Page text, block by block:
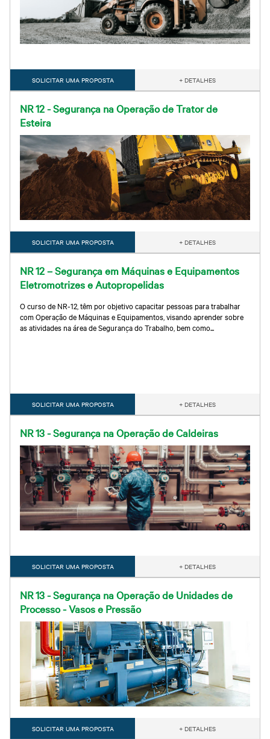
SOLICITAR UMA PROPOSTA + DETALHES
NR 12 - Segurança na Operação de Trator de
Esteira
SOLICITAR UMA PROPOSTA + DETALHES
NR 12 – Segurança em Máquinas e Equipamentos
Eletromotrizes e Autopropelidas
O curso de NR-12, têm por objetivo capacitar pessoas para trabalhar
com Operação de Máquinas e Equipamentos, visando aprender sobre
as atividades na área de Segurança do Trabalho, bem como...
SOLICITAR UMA PROPOSTA + DETALHES
NR 13 - Segurança na Operação de Caldeiras
SOLICITAR UMA PROPOSTA + DETALHES
NR 13 - Segurança na Operação de Unidades de
Processo - Vasos e Pressão
SOLICITAR UMA PROPOSTA + DETALHES